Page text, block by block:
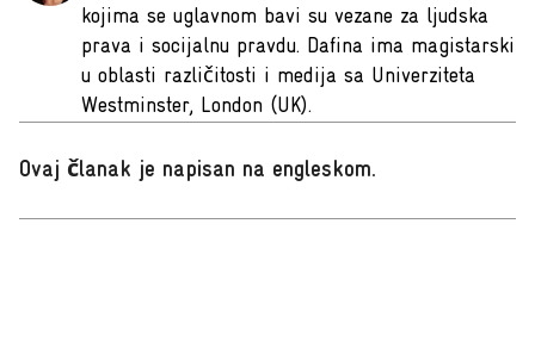
kojima se uglavnom bavi su vezane za ljudska
prava i socijalnu pravdu. Dafina ima magistarski
u oblasti različitosti i medija sa Univerziteta
Westminster, London (UK).
Ovaj članak je napisan na engleskom.